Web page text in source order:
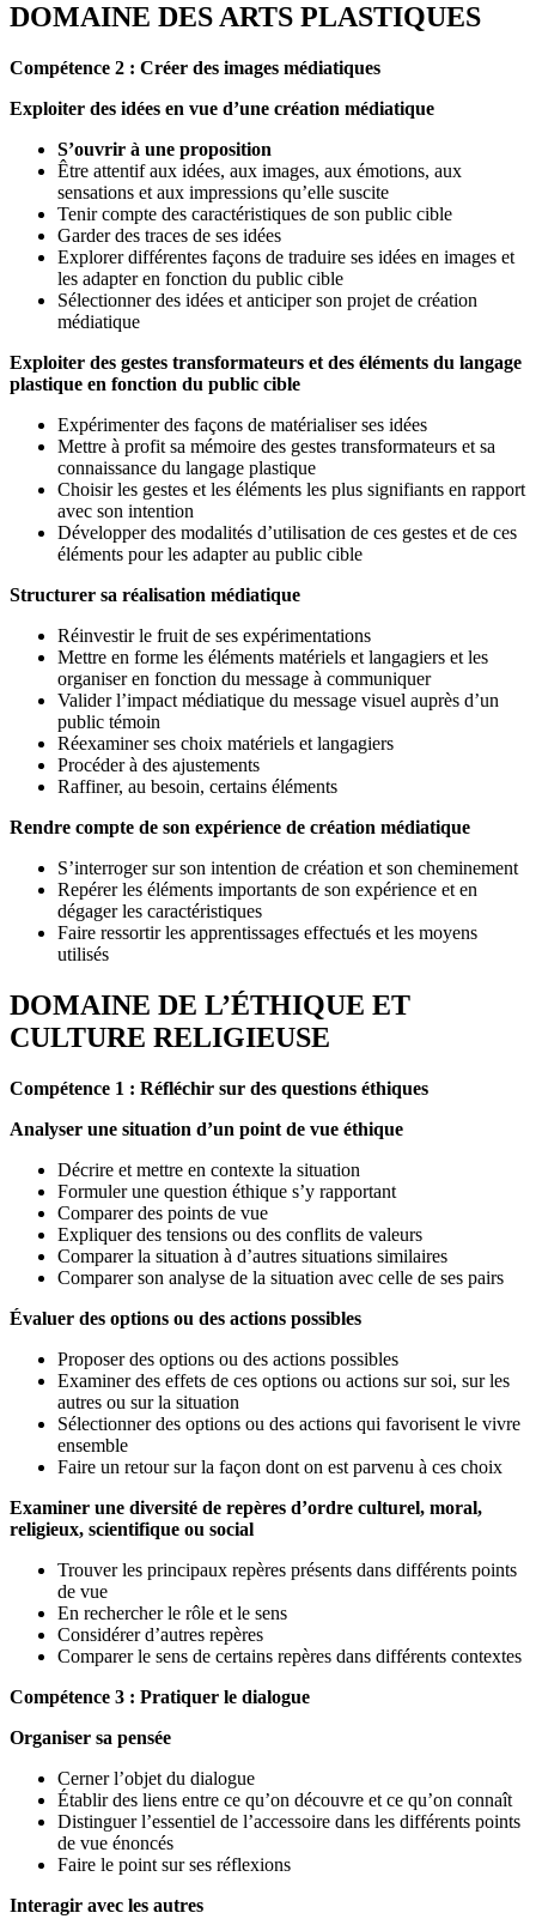
DOMAINE DES ARTS PLASTIQUES
Compétence 2 : Créer des images médiatiques
Exploiter des idées en vue d’une création médiatique
S’ouvrir à une proposition
Être attentif aux idées, aux images, aux émotions, aux
sensations et aux impressions qu’elle suscite
Tenir compte des caractéristiques de son public cible
Garder des traces de ses idées
Explorer différentes façons de traduire ses idées en images et
les adapter en fonction du public cible
Sélectionner des idées et anticiper son projet de création
médiatique
Exploiter des gestes transformateurs et des éléments du langage
plastique en fonction du public cible
Expérimenter des façons de matérialiser ses idées
Mettre à profit sa mémoire des gestes transformateurs et sa
connaissance du langage plastique
Choisir les gestes et les éléments les plus signifiants en rapport
avec son intention
Développer des modalités d’utilisation de ces gestes et de ces
éléments pour les adapter au public cible
Structurer sa réalisation médiatique
Réinvestir le fruit de ses expérimentations
Mettre en forme les éléments matériels et langagiers et les
organiser en fonction du message à communiquer
Valider l’impact médiatique du message visuel auprès d’un
public témoin
Réexaminer ses choix matériels et langagiers
Procéder à des ajustements
Raffiner, au besoin, certains éléments
Rendre compte de son expérience de création médiatique
S’interroger sur son intention de création et son cheminement
Repérer les éléments importants de son expérience et en
dégager les caractéristiques
Faire ressortir les apprentissages effectués et les moyens
utilisés
DOMAINE DE L’ÉTHIQUE ET
CULTURE RELIGIEUSE
Compétence 1 : Réfléchir sur des questions éthiques
Analyser une situation d’un point de vue éthique
Décrire et mettre en contexte la situation
Formuler une question éthique s’y rapportant
Comparer des points de vue
Expliquer des tensions ou des conflits de valeurs
Comparer la situation à d’autres situations similaires
Comparer son analyse de la situation avec celle de ses pairs
Évaluer des options ou des actions possibles
Proposer des options ou des actions possibles
Examiner des effets de ces options ou actions sur soi, sur les
autres ou sur la situation
Sélectionner des options ou des actions qui favorisent le vivre
ensemble
Faire un retour sur la façon dont on est parvenu à ces choix
Examiner une diversité de repères d’ordre culturel, moral,
religieux, scientifique ou social
Trouver les principaux repères présents dans différents points
de vue
En rechercher le rôle et le sens
Considérer d’autres repères
Comparer le sens de certains repères dans différents contextes
Compétence 3 : Pratiquer le dialogue
Organiser sa pensée
Cerner l’objet du dialogue
Établir des liens entre ce qu’on découvre et ce qu’on connaît
Distinguer l’essentiel de l’accessoire dans les différents points
de vue énoncés
Faire le point sur ses réflexions
Interagir avec les autres